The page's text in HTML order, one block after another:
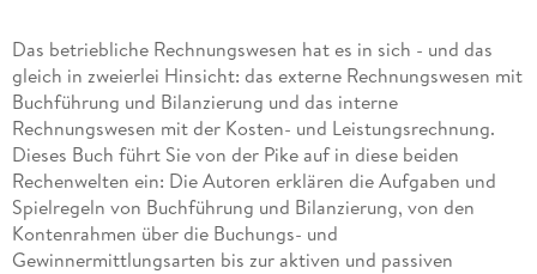
Das betriebliche Rechnungswesen hat es in sich - und das
gleich in zweierlei Hinsicht: das externe Rechnungswesen mit
Buchführung und Bilanzierung und das interne
Rechnungswesen mit der Kosten- und Leistungsrechnung.
Dieses Buch führt Sie von der Pike auf in diese beiden
Rechenwelten ein: Die Autoren erklären die Aufgaben und
Spielregeln von Buchführung und Bilanzierung, von den
Kontenrahmen über die Buchungs- und
Gewinnermittlungsarten bis zur aktiven und passiven